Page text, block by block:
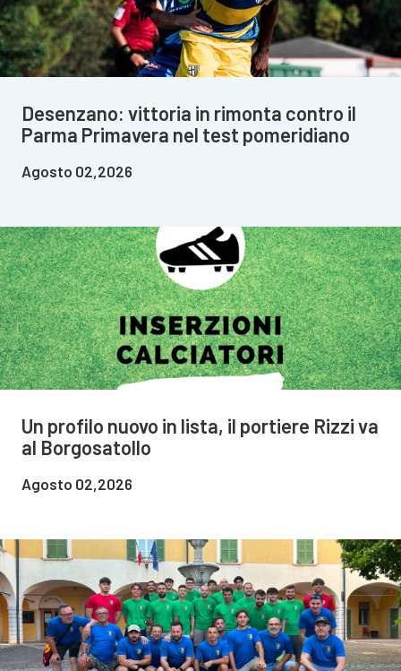
Desenzano: vittoria in rimonta contro il
Parma Primavera nel test pomeridiano
Agosto 02,2026
Un profilo nuovo in lista, il portiere Rizzi va
al Borgosatollo
Agosto 02,2026